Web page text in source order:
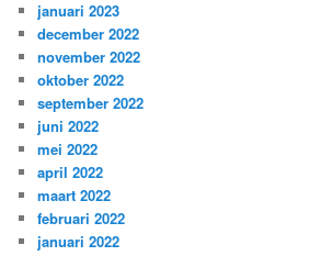
januari 2023
december 2022
november 2022
oktober 2022
september 2022
juni 2022
mei 2022
april 2022
maart 2022
februari 2022
januari 2022